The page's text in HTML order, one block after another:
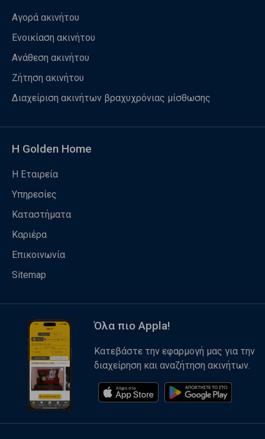
Αγορά ακινήτου
Ενοικίαση ακινήτου
Ανάθεση ακινήτου
Ζήτηση ακινήτου
Διαχείριση ακινήτων βραχυχρόνιας μίσθωσης
Η Golden Home
Η Εταιρεία
Υπηρεσίες
Καταστήματα
Καριέρα
Επικοινωνία
Sitemap
Όλα πιο Appla!
Κατεβάστε την εφαρμογή μας για την
διαχείρηση και αναζήτηση ακινήτων.